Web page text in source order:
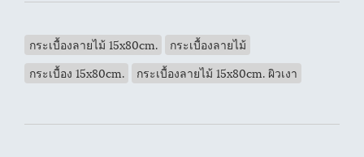
กระเบื้องลายไม้ 15x80cm.
กระเบื้องลายไม้
กระเบื้อง 15x80cm.
กระเบื้องลายไม้ 15x80cm. ผิวเงา